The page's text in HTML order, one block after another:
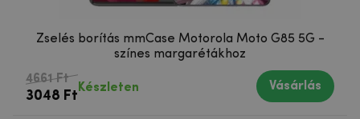
Zselés borítás mmCase Motorola Moto G85 5G -
színes margarétákhoz
4661 Ft
3048 Ft
Készleten Vásárlás